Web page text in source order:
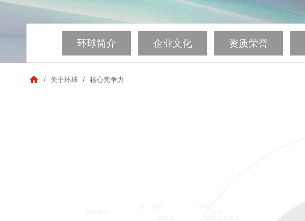
环球简介 企业文化 资质荣誉
/ 关于环球 / 核心竞争力